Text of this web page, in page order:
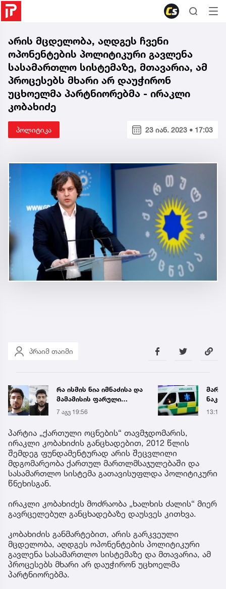
არის მცდელობა, აღდგეს ჩვენი
ოპონენტების პოლიტიკური გავლენა
სასამართლო სისტემაზე, მთავარია, ამ
პროცესებს მხარი არ დაუჭირონ
უცხოელმა პარტნიორებმა - ირაკლი
კობახიძე
პოლიტიკა 23 იან. 2023 • 17:03
პრაიმ თაიმი
რა ისმის ნია იმნაძისა და
მამამისის ფარული
ჩანაწერიდან - გიგა
ავალიანის მკვლელობის
7 აგვ 19:56 13:15
პარტია „ქართული ოცნების“ თავმჯდომარის,
ირაკლი კობახიძის განცხადებით, 2012 წლის
შემდეგ ფუნდამენტურად არის შეცვლილი
მდგომარეობა ქართულ მართლმსაჯულებაში და
სასამართლო სისტემა გათავისუფლდა პოლიტიკური
წნეხისგან.
ირაკლი კობახიძეს მოძრაობა „ხალხის ძალის“ მიერ
გავრცელებულ განცხადებაზე დაუსვეს კითხვა.
კობახიძის განმარტებით, არის გარკვეული
მცდელობა, აღდგეს ოპონენტების პოლიტიკური
გავლენა სასამართლო სისტემაზე და მთავარია, ამ
პროცესებს მხარი არ დაუჭირონ უცხოელმა
პარტნიორებმა.